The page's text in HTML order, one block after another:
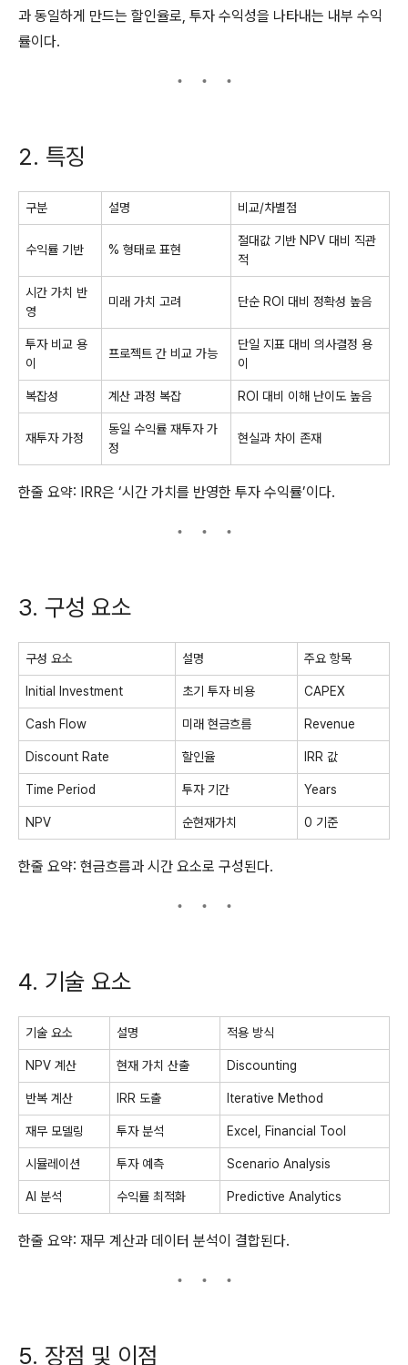
과 동일하게 만드는 할인율로, 투자 수익성을 나타내는 내부 수익
률이다.
2. 특징
구분 설명 비교/차별점
수익률 기반 % 형태로 표현
절대값 기반 NPV 대비 직관
적
시간 가치 반
영
미래 가치 고려 단순 ROI 대비 정확성 높음
투자 비교 용
이
프로젝트 간 비교 가능
단일 지표 대비 의사결정 용
이
복잡성 계산 과정 복잡 ROI 대비 이해 난이도 높음
재투자 가정
동일 수익률 재투자 가
정
현실과 차이 존재
한줄 요약: IRR은 ‘시간 가치를 반영한 투자 수익률’이다.
3. 구성 요소
구성 요소 설명 주요 항목
Initial Investment 초기 투자 비용 CAPEX
Cash Flow 미래 현금흐름 Revenue
Discount Rate 할인율 IRR 값
Time Period 투자 기간 Years
NPV 순현재가치 0 기준
한줄 요약: 현금흐름과 시간 요소로 구성된다.
4. 기술 요소
기술 요소 설명 적용 방식
NPV 계산 현재 가치 산출 Discounting
반복 계산 IRR 도출 Iterative Method
재무 모델링 투자 분석 Excel, Financial Tool
시뮬레이션 투자 예측 Scenario Analysis
AI 분석 수익률 최적화 Predictive Analytics
한줄 요약: 재무 계산과 데이터 분석이 결합된다.
5. 장점 및 이점